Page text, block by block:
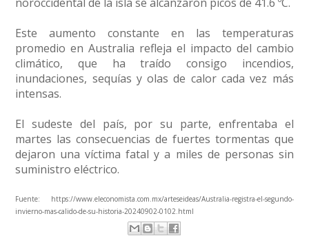
Este aumento constante en las temperaturas
promedio en Australia refleja el impacto del cambio
climático, que ha traído consigo incendios,
inundaciones, sequías y olas de calor cada vez más
intensas.
El sudeste del país, por su parte, enfrentaba el
martes las consecuencias de fuertes tormentas que
dejaron una víctima fatal y a miles de personas sin
suministro eléctrico.
Fuente:
https://www.eleconomista.com.mx/arteseideas/Australia-registra-el-segundo-
invierno-mas-calido-de-su-historia-20240902-0102.html